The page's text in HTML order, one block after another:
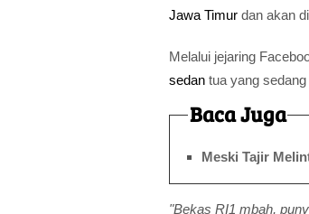
Jawa Timur dan akan
Melalui jejaring
sedan tua yang
Baca Juga
Meski Tajir
"Bekas RI1 mbah,